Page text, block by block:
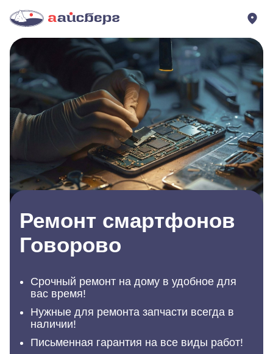
Ремонт смартфонов
Говорово
Срочный ремонт на дому в удобное для
вас время!
Нужные для ремонта запчасти всегда в
наличии!
Письменная гарантия на все виды работ!